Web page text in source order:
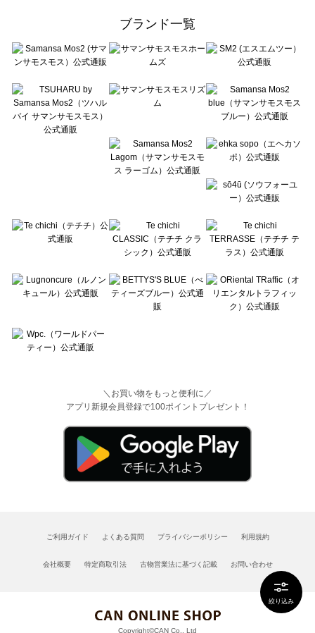
絞り込み
Te chichi（テチチ）の一覧
Te chichi CLASSIC（テチチ クラシック）の一覧
Lugnoncure（ルノンキュール）の一覧
BETTY'S BLUE（べティーズブルー）の一覧
Wpc.（ワールドパーティー）の一覧
ブランド一覧
＼お買い物をもっと便利に／
アプリ新規会員登録で100ポイントプレゼント！
ご利用ガイド よくある質問 プライバシーポリシー 利用規約
会社概要 特定商取引法 古物営業法に基づく記載 お問い合わせ
Copyright©CAN Co., Ltd